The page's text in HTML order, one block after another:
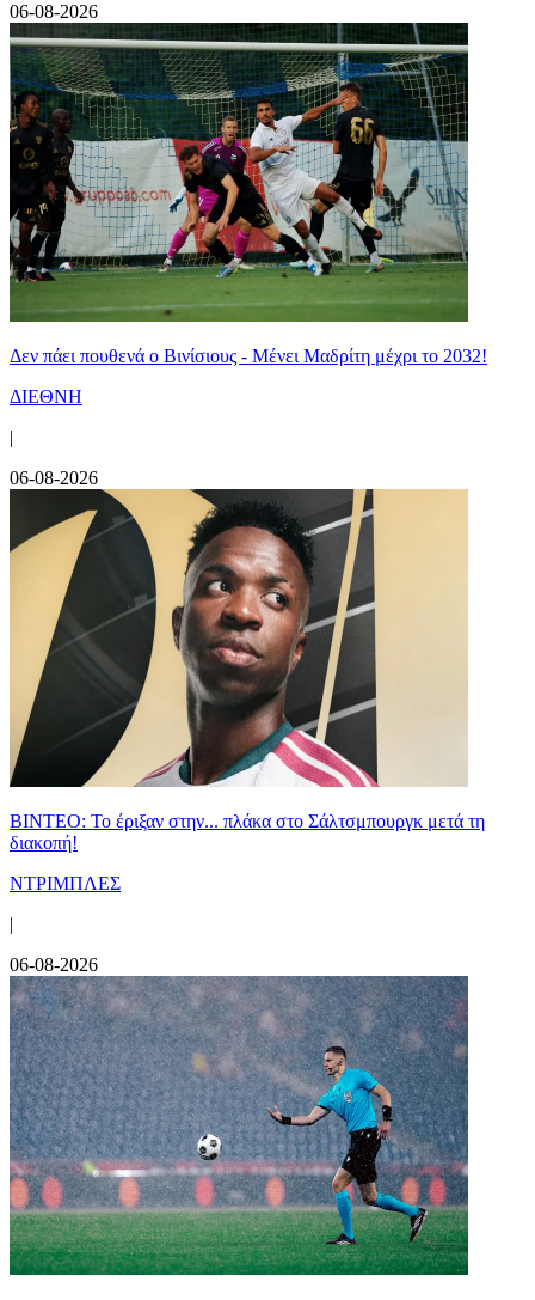
06-08-2026
Δεν πάει πουθενά ο Βινίσιους - Μένει Μαδρίτη μέχρι το 2032!
ΔΙΕΘΝΗ
|
06-08-2026
ΒΙΝΤΕΟ: Το έριξαν στην... πλάκα στο Σάλτσμπουργκ μετά τη
διακοπή!
ΝΤΡΙΜΠΛΕΣ
|
06-08-2026